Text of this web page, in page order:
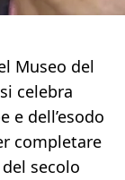
Museo del
celebra
e dell’esodo
completare
secolo